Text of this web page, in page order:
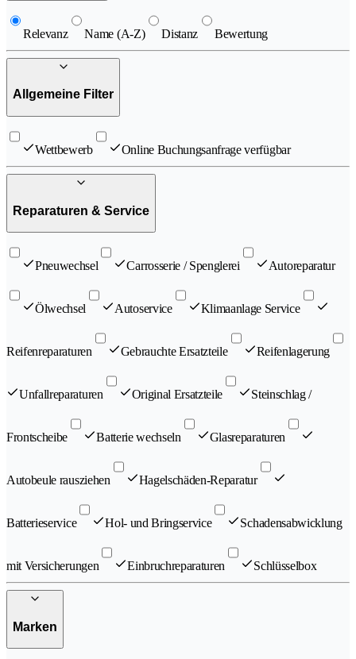
Relevanz Name (A-Z) Distanz Bewertung
Allgemeine Filter
Wettbewerb Online Buchungsanfrage verfügbar
Reparaturen & Service
Pneuwechsel Carrosserie / Spenglerei Autoreparatur
Ölwechsel Autoservice Klimaanlage Service
Reifenreparaturen Gebrauchte Ersatzteile Reifenlagerung
Unfallreparaturen Original Ersatzteile Steinschlag /
Frontscheibe Batterie wechseln Glasreparaturen
Autobeule rausziehen Hagelschäden-Reparatur
Batterieservice Hol- und Bringservice Schadensabwicklung
mit Versicherungen Einbruchreparaturen Schlüsselbox
Marken